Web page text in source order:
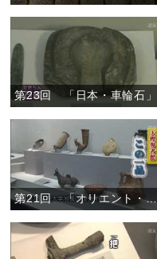
第23回 「日本・車輪石」
第21回 「オリエント・注口土器とリュトン」